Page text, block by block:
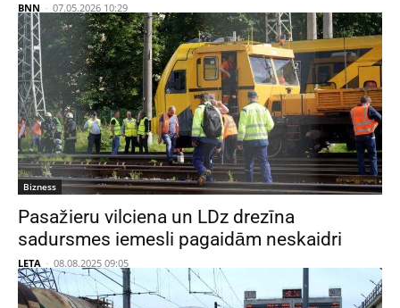
BNN - 07.05.2026 10:29
Bizness
Pasažieru vilciena un LDz drezīna
sadursmes iemesli pagaidām neskaidri
LETA - 08.08.2025 09:05